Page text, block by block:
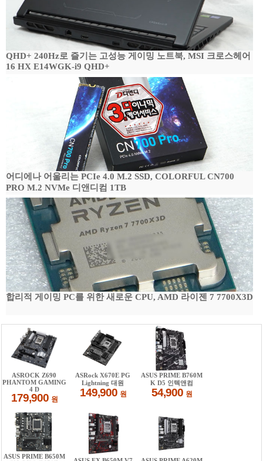
QHD+ 240Hz로 즐기는 고성능 게이밍 노트북, MSI 크로스헤어
16 HX E14WGK-i9 QHD+
어디에나 어울리는 PCIe 4.0 M.2 SSD, COLORFUL CN700
PRO M.2 NVMe 디앤디컴 1TB
합리적 게이밍 PC를 위한 새로운 CPU, AMD 라이젠 7 7700X3D